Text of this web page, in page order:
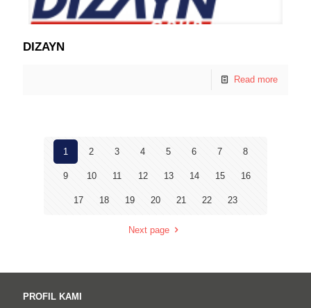
DIZAYN
Read more
1 2 3 4 5 6 7 8
9 10 11 12 13 14 15 16
17 18 19 20 21 22 23
Next page
PROFIL KAMI